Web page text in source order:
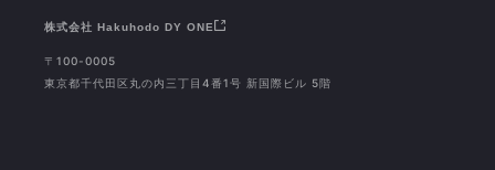
株式会社 Hakuhodo DY ONE
〒100-0005
東京都千代田区丸の内三丁目4番1号 新国際ビル 5階